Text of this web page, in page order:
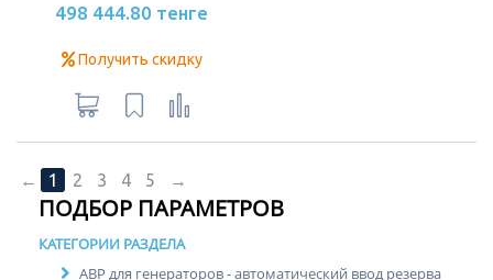
498 444.80 тенге
Получить скидку
← 1 2 3 4 5 →
ПОДБОР ПАРАМЕТРОВ
КАТЕГОРИИ РАЗДЕЛА
АВР для генераторов - автоматический ввод резерва